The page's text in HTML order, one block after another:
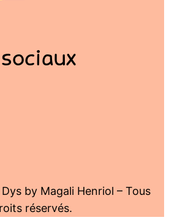
by Magali Henriol – Tous
réservés.